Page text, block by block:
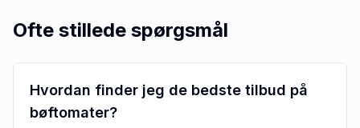
Ofte stillede spørgsmål
Hvordan finder jeg de bedste tilbud på
bøftomater?